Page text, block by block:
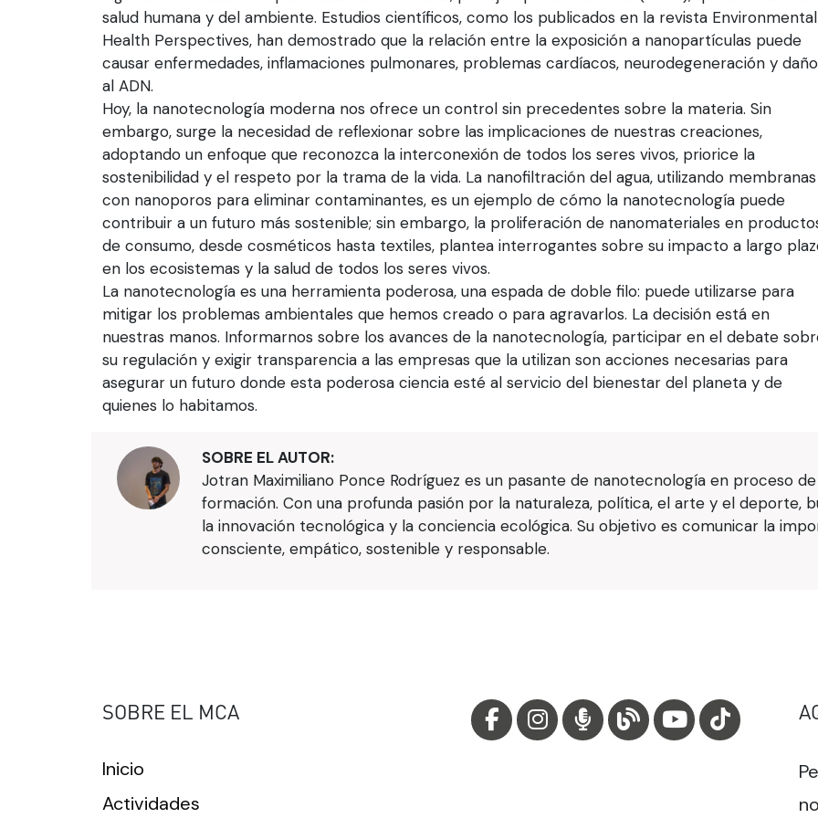
salud humana y del ambiente. Estudios científicos, como los publicados en la revista Environmental
Health Perspectives, han demostrado que la relación entre la exposición a nanopartículas puede
causar enfermedades, inflamaciones pulmonares, problemas cardíacos, neurodegeneración y
al ADN.
Hoy, la nanotecnología moderna nos ofrece un control sin precedentes sobre la materia. Sin
embargo, surge la necesidad de reflexionar sobre las implicaciones de nuestras creaciones,
adoptando un enfoque que reconozca la interconexión de todos los seres vivos, priorice la
sostenibilidad y el respeto por la trama de la vida. La nanofiltración del agua, utilizando membranas
con nanoporos para eliminar contaminantes, es un ejemplo de cómo la nanotecnología puede
contribuir a un futuro más sostenible; sin embargo, la proliferación de nanomateriales en
de consumo, desde cosméticos hasta textiles, plantea interrogantes sobre su impacto a largo
en los ecosistemas y la salud de todos los seres vivos.
La nanotecnología es una herramienta poderosa, una espada de doble filo: puede utilizarse para
mitigar los problemas ambientales que hemos creado o para agravarlos. La decisión está en
nuestras manos. Informarnos sobre los avances de la nanotecnología, participar en el debate
su regulación y exigir transparencia a las empresas que la utilizan son acciones necesarias para
asegurar un futuro donde esta poderosa ciencia esté al servicio del bienestar del planeta y de
quienes lo habitamos.
SOBRE EL AUTOR:
Jotran Maximiliano Ponce Rodríguez es un pasante de nanotecnología en proceso
formación. Con una profunda pasión por la naturaleza, política, el arte y el deporte,
la innovación tecnológica y la conciencia ecológica. Su objetivo es comunicar la
consciente, empático, sostenible y responsable.
SOBRE EL MCA
Inicio
Actividades